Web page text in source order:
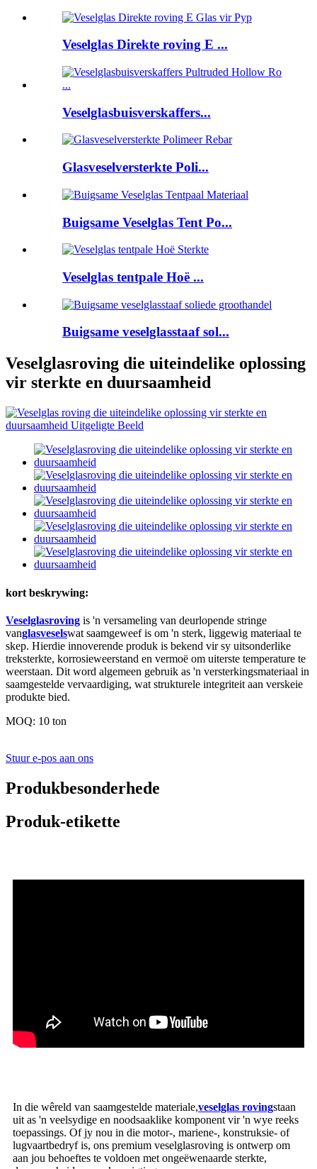
Veselglas Direkte roving E ...
Veselglasbuisverskaffers...
Glasveselversterkte Poli...
Buigsame Veselglas Tent Po...
Veselglas tentpale Hoë ...
Buigsame veselglasstaaf sol...
Veselglasroving die uiteindelike oplossing
vir sterkte en duursaamheid
kort beskrywing:
Veselglasroving is 'n versameling van deurlopende stringe
vanglasveselswat saamgeweef is om 'n sterk, liggewig materiaal te
skep. Hierdie innoverende produk is bekend vir sy uitsonderlike
treksterkte, korrosieweerstand en vermoë om uiterste temperature te
weerstaan. Dit word algemeen gebruik as 'n versterkingsmateriaal in
saamgestelde vervaardiging, wat strukturele integriteit aan verskeie
produkte bied.
MOQ: 10 ton
Stuur e-pos aan ons
Produkbesonderhede
Produk-etikette
In die wêreld van saamgestelde materiale,veselglas rovingstaan ​​
uit as 'n veelsydige en noodsaaklike komponent vir 'n wye reeks
toepassings. Of jy nou in die motor-, mariene-, konstruksie- of
lugvaartbedryf is, ons premium veselglasroving is ontwerp om
aan jou behoeftes te voldoen met ongeëwenaarde sterkte,